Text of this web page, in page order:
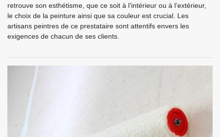
retrouve son esthétisme, que ce soit à l’intérieur ou à l’extérieur,
le choix de la peinture ainsi que sa couleur est crucial. Les
artisans peintres de ce prestataire sont attentifs envers les
exigences de chacun de ses clients.